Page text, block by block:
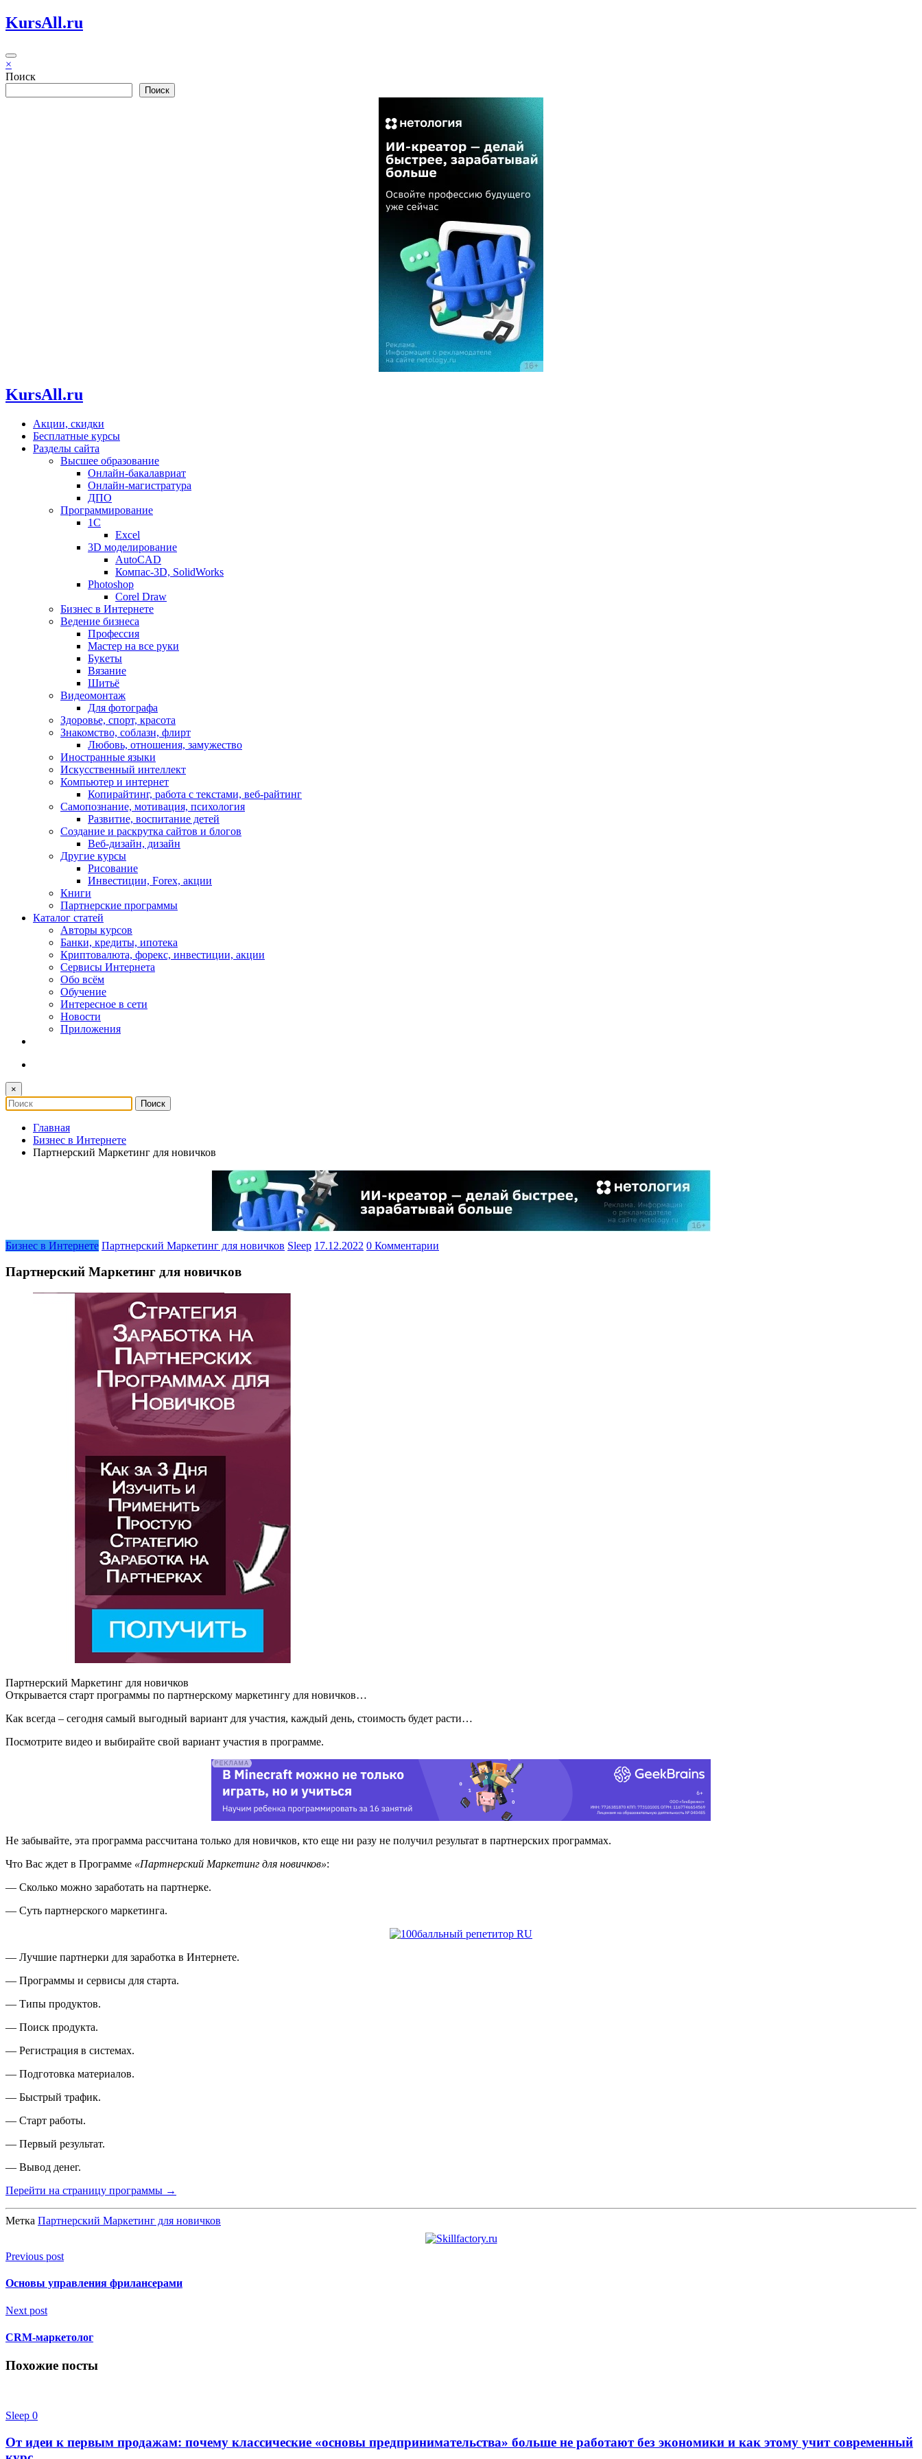
Перейти
к
KursAll.ru
×
Поиск
Поиск
KursAll.ru
Акции, скидки
Бесплатные курсы
Разделы сайта
Высшее образование
Онлайн-бакалавриат
Онлайн-магистратура
ДПО
Программирование
1С
Excel
3D моделирование
AutoCAD
Компас-3D, SolidWorks
Photoshop
Corel Draw
Бизнес в Интернете
Ведение бизнеса
Профессия
Мастер на все руки
Букеты
Вязание
Шитьё
Видеомонтаж
Для фотографа
Здоровье, спорт, красота
Знакомство, соблазн, флирт
Любовь, отношения, замужество
Иностранные языки
Искусственный интеллект
Компьютер и интернет
Копирайтинг, работа с текстами, веб-райтинг
Самопознание, мотивация, психология
Развитие, воспитание детей
Создание и раскрутка сайтов и блогов
Веб-дизайн, дизайн
Другие курсы
Рисование
Инвестиции, Forex, акции
Книги
Партнерские программы
Каталог статей
Авторы курсов
Банки, кредиты, ипотека
Криптовалюта, форекс, инвестиции, акции
Сервисы Интернета
Обо всём
Обучение
Интересное в сети
Новости
Приложения
×
Главная
Бизнес в Интернете
Партнерский Маркетинг для новичков
Бизнес в Интернете Партнерский Маркетинг для новичков Sleep 17.12.2022 0 Комментарии
Партнерский Маркетинг для новичков
Партнерский Маркетинг для новичков
Открывается старт программы по партнерскому маркетингу для новичков…
Как всегда – сегодня самый выгодный вариант для участия, каждый день, стоимость будет расти…
Посмотрите видео и выбирайте свой вариант участия в программе.
Не забывайте, эта программа рассчитана только для новичков, кто еще ни разу не получил результат в партнерских программах.
Что Вас ждет в Программе «Партнерский Маркетинг для новичков»:
— Сколько можно заработать на партнерке.
— Суть партнерского маркетинга.
— Лучшие партнерки для заработка в Интернете.
— Программы и сервисы для старта.
— Типы продуктов.
— Поиск продукта.
— Регистрация в системах.
— Подготовка материалов.
— Быстрый трафик.
— Старт работы.
— Первый результат.
— Вывод денег.
Перейти на страницу программы →
Метка Партнерский Маркетинг для новичков
Previous post
Основы управления фрилансерами
Next post
CRM-маркетолог
Похожие посты
Sleep 0
От идеи к первым продажам: почему классические «основы предпринимательства» больше не работают без экономики и как этому учит современный